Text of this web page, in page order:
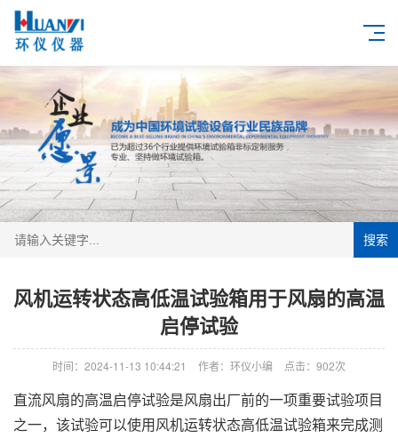
搜索
风机运转状态高低温试验箱用于风扇的高温
启停试验
时间：2024-11-13 10:44:21 作者：环仪小编 点击： 902次
直流风扇的高温启停试验是风扇出厂前的一项重要试验项目
之一，该试验可以使用风机运转状态高低温试验箱来完成测